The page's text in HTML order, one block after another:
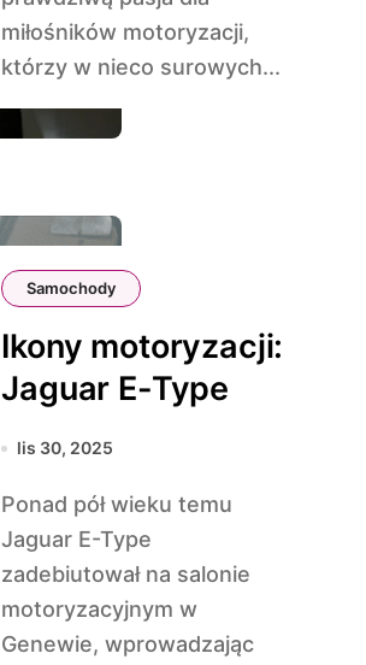
miłośników motoryzacji,
którzy w nieco surowych...
Samochody
Ikony motoryzacji:
Jaguar E-Type
lis 30, 2025
Ponad pół wieku temu
Jaguar E-Type
zadebiutował na salonie
motoryzacyjnym w
Genewie, wprowadzając